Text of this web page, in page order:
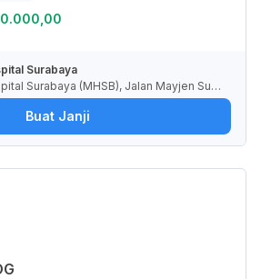
Surabaya
Surabaya (MHSB), Jalan Mayjen Sun
Surabaya, Jawa Timur, Indonesia
Buat Janji